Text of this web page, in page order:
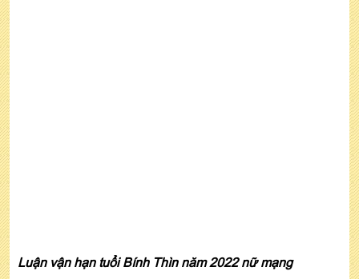
Luận vận hạn tuổi Bính Thìn năm 2022 nữ mạng